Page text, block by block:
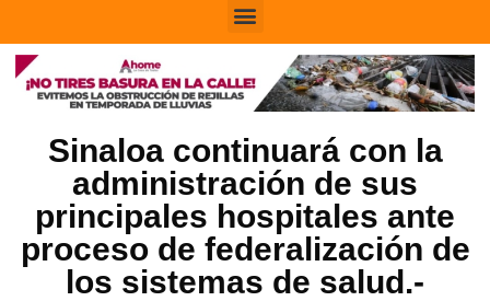
Sinaloa continuará con la
administración de sus
principales hospitales ante
proceso de federalización de
los sistemas de salud.-